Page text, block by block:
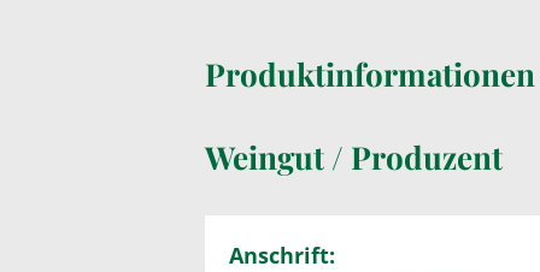
Weingut / Produzent
Anschrift: